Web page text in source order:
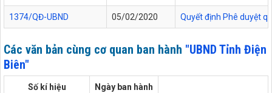
1374/QĐ-UBND 05/02/2020 Quyết định Phê duyệt
Các văn bản cùng cơ quan ban hành "UBND Tỉnh Điện
Biên"
Số kí hiệu Ngày ban hành